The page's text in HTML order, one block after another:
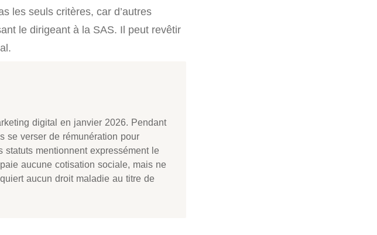
les seuls critères, car d’autres
le dirigeant à la SAS. Il peut revêtir
digital en janvier 2026. Pendant
se verser de rémunération pour
mentionnent expressément le
aucune cotisation sociale, mais ne
aucun droit maladie au titre de